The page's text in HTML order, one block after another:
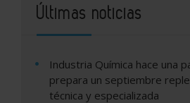
Últimas noticias
Industria Química hace una
prepara un septiembre
técnica y especializada